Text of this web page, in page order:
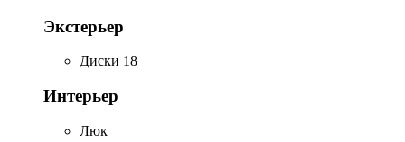
Экстерьер
Диски 18
Интерьер
Люк